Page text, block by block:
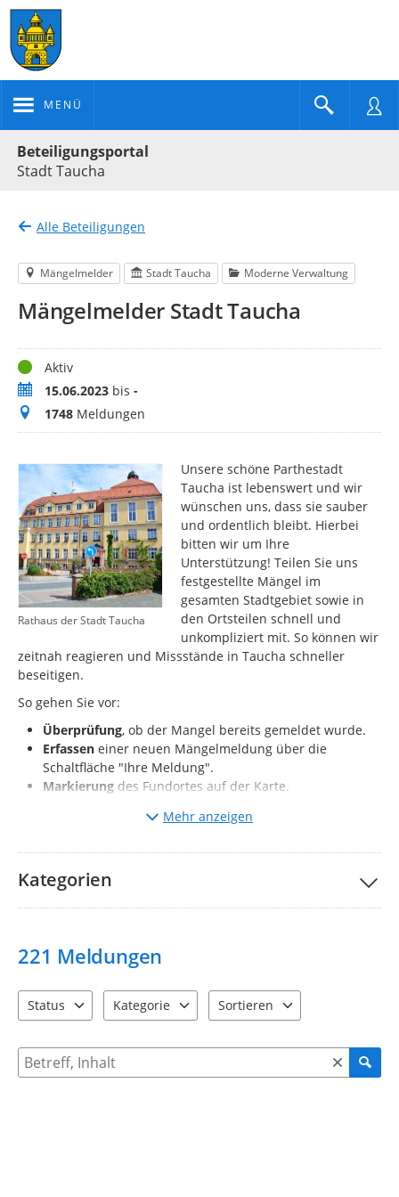
MENÜ
Beteiligungsportal
Stadt Taucha
Alle Beteiligungen
Mängelmelder Stadt Taucha Moderne Verwaltung
Mängelmelder Stadt Taucha
StatusAktiv
Zeitraum15.06.2023 bis -
Meldungen
1748 Meldungen
Rathaus der Stadt Taucha
Unsere schöne Parthestadt
Taucha ist lebenswert und wir
wünschen uns, dass sie sauber
und ordentlich bleibt. Hierbei
bitten wir um Ihre
Unterstützung! Teilen Sie uns
festgestellte Mängel im
gesamten Stadtgebiet sowie in
den Ortsteilen schnell und
unkompliziert mit. So können wir
zeitnah reagieren und Missstände in Taucha schneller
beseitigen.
So gehen Sie vor:
Überprüfung, ob der Mangel bereits gemeldet wurde.
Erfassen einer neuen Mängelmeldung über die
Schaltfläche "Ihre Meldung".
Markierung des Fundortes auf der Karte.
des Mangels und ggf. Hochladen von
Bitte nehmen Sie unsere Teilnahmebedingungen und
zur Kenntnis.
Mehr anzeigen
Kategorien
221 Meldungen
Status
Kategorie
Sortieren
Suche nach Meldungen und Kommentaren